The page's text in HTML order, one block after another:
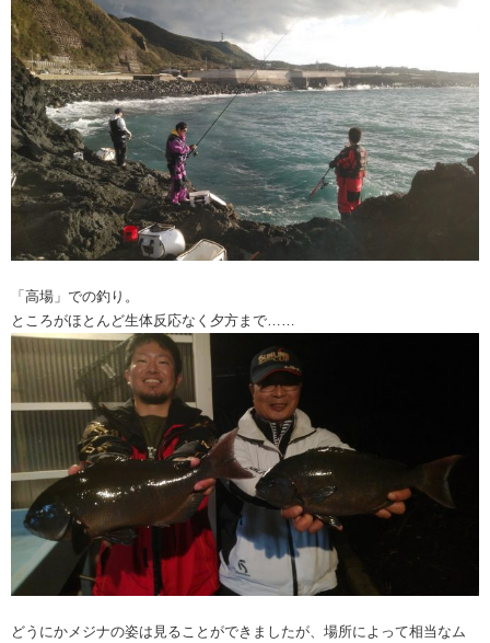
「高場」での釣り。
ところがほとんど生体反応なく夕方まで……
どうにかメジナの姿は見ることができましたが、場所によって相当なム